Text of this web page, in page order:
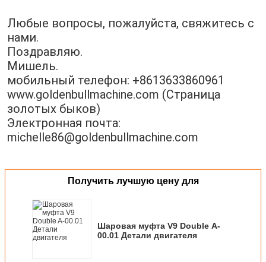
Любые вопросы, пожалуйста, свяжитесь с
нами.
Поздравляю.
Мишель.
мобильный телефон: +8613633860961
www.goldenbullmachine.com (Страница
золотых быков)
Электронная почта:
michelle86@goldenbullmachine.com
Получить лучшую цену для
Шаровая муфта V9 Double A-
00.01 Детали двигателя